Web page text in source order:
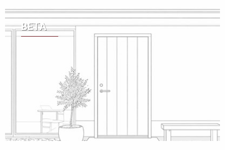
BETA